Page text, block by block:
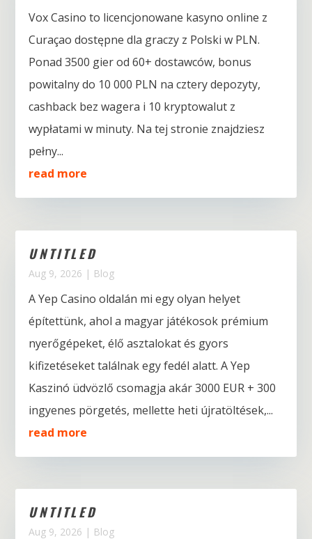
Vox Casino to licencjonowane kasyno online z
Curaçao dostępne dla graczy z Polski w PLN.
Ponad 3500 gier od 60+ dostawców, bonus
powitalny do 10 000 PLN na cztery depozyty,
cashback bez wagera i 10 kryptowalut z
wypłatami w minuty. Na tej stronie znajdziesz
pełny...
read more
UNTITLED
Aug 9, 2026 | Blog
A Yep Casino oldalán mi egy olyan helyet
építettünk, ahol a magyar játékosok prémium
nyerőgépeket, élő asztalokat és gyors
kifizetéseket találnak egy fedél alatt. A Yep
Kaszinó üdvözlő csomagja akár 3000 EUR + 300
ingyenes pörgetés, mellette heti újratöltések,...
read more
UNTITLED
Aug 9, 2026 | Blog